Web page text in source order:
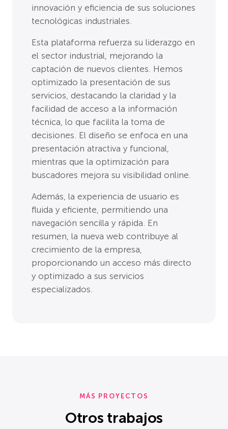
innovación y eficiencia de sus soluciones
tecnológicas industriales.
Esta plataforma refuerza su liderazgo en
el sector industrial, mejorando la
captación de nuevos clientes. Hemos
optimizado la presentación de sus
servicios, destacando la claridad y la
facilidad de acceso a la información
técnica, lo que facilita la toma de
decisiones. El diseño se enfoca en una
presentación atractiva y funcional,
mientras que la optimización para
buscadores mejora su visibilidad online.
Además, la experiencia de usuario es
fluida y eficiente, permitiendo una
navegación sencilla y rápida. En
resumen, la nueva web contribuye al
crecimiento de la empresa,
proporcionando un acceso más directo
y optimizado a sus servicios
especializados.
MÁS PROYECTOS
Otros trabajos